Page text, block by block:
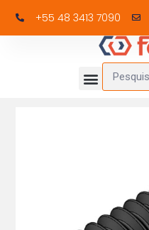
+55 48 3413 7090